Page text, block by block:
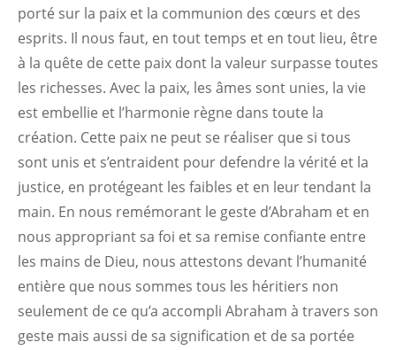
porté sur la paix et la communion des cœurs et des
esprits. Il nous faut, en tout temps et en tout lieu, être
à la quête de cette paix dont la valeur surpasse toutes
les richesses. Avec la paix, les âmes sont unies, la vie
est embellie et l’harmonie règne dans toute la
création. Cette paix ne peut se réaliser que si tous
sont unis et s’entraident pour defendre la vérité et la
justice, en protégeant les faibles et en leur tendant la
main. En nous remémorant le geste d’Abraham et en
nous appropriant sa foi et sa remise confiante entre
les mains de Dieu, nous attestons devant l’humanité
entière que nous sommes tous les héritiers non
seulement de ce qu’a accompli Abraham à travers son
geste mais aussi de sa signification et de sa portée